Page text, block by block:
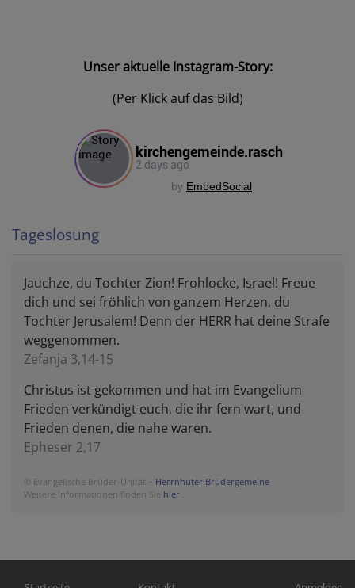
Unser aktuelle Instagram-Story:
(Per Klick auf das Bild)
by EmbedSocial
Tageslosung
Jauchze, du Tochter Zion! Frohlocke, Israel! Freue
dich und sei fröhlich von ganzem Herzen, du
Tochter Jerusalem! Denn der HERR hat deine Strafe
weggenommen.
Zefanja 3,14-15
Christus ist gekommen und hat im Evangelium
Frieden verkündigt euch, die ihr fern wart, und
Frieden denen, die nahe waren.
Epheser 2,17
© Evangelische Brüder-Unität – Herrnhuter Brüdergemeine
Weitere Informationen finden Sie hier
Hauptnavigation Fußbereichsmenü